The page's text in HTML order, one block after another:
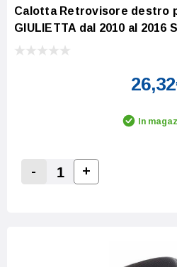
Calotta Retrovisore destro
GIULIETTA dal 2010 al 2016
In
Decrease Quantity:
-
Increase
+